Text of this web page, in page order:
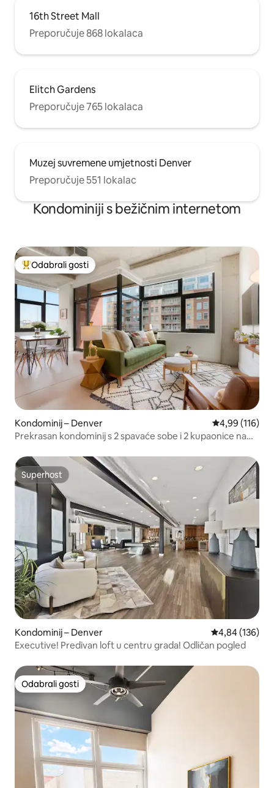
16th Street Mall
Preporučuje 868 lokalaca
Elitch Gardens
Preporučuje 765 lokalaca
Muzej suvremene umjetnosti Denver
Preporučuje 551 lokalac
Kondominiji s bežičnim internetom
Među najviše rangiranima s oznakom „Odabrali gosti”
Odabrali gosti
Kondominij – Denver Prosječna
4,99 (116)
Prekrasan kondominij s 2 spavaće sobe i 2 kupaonice na
Superhost
Superhost
Kondominij – Denver Prosječna
4,84 (136)
Executive! Predivan loft u centru grada! Odličan pogled
Odabrali gosti
Odabrali gosti